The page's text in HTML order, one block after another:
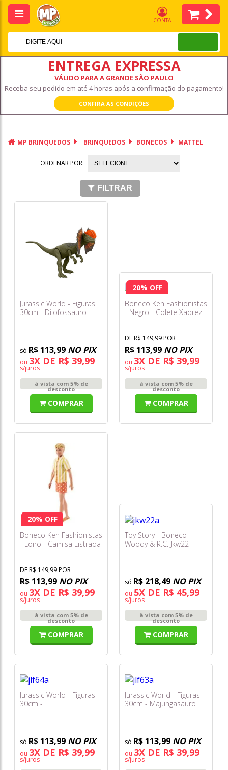
CONTA
ENTREGA EXPRESSA
VÁLIDO PARA A GRANDE SÃO PAULO
Receba seu pedido em até 4 horas após a confirmação do pagamento!
CONFIRA AS CONDIÇÕES
MP BRINQUEDOS BRINQUEDOS BONECOS MATTEL
ORDENAR POR:
FILTRAR
Jurassic World - Figuras
30cm - Dilofossauro
R$ 113,99 NO PIX
ou 3X DE R$ 39,99
s/juros
à vista com 5% de
desconto
COMPRAR
20% OFF
Boneco Ken Fashionistas
- Negro - Colete Xadrez
DE R$ 149,99 POR
R$ 113,99 NO PIX
ou 3X DE R$ 39,99
s/juros
à vista com 5% de
desconto
COMPRAR
20% OFF
Boneco Ken Fashionistas
- Loiro - Camisa Listrada
DE R$ 149,99 POR
R$ 113,99 NO PIX
ou 3X DE R$ 39,99
s/juros
à vista com 5% de
desconto
COMPRAR
Toy Story - Boneco
Woody & R.C. Jkw22
R$ 218,49 NO PIX
ou 5X DE R$ 45,99
s/juros
à vista com 5% de
desconto
COMPRAR
Jurassic World - Figuras
30cm -
R$ 113,99 NO PIX
ou 3X DE R$ 39,99
s/juros
Jurassic World - Figuras
30cm - Majungasauro
R$ 113,99 NO PIX
ou 3X DE R$ 39,99
s/juros